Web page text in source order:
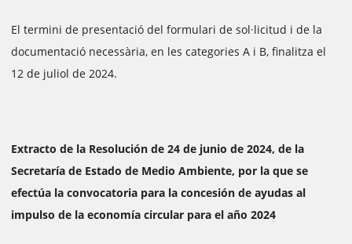
El termini de presentació del formulari de sol·licitud i de la
documentació necessària, en les categories A i B, finalitza el
12 de juliol de 2024.
Extracto de la Resolución de 24 de junio de 2024, de la
Secretaría de Estado de Medio Ambiente, por la que se
efectúa la convocatoria para la concesión de ayudas al
impulso de la economía circular para el año 2024